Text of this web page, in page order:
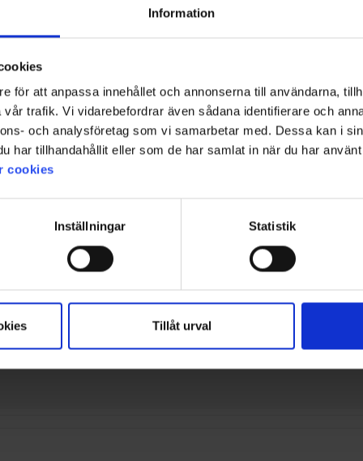
Information
för att anpassa innehållet och annonserna till användarna,
trafik. Vi vidarebefordrar även sådana identifierare och
och analysföretag som vi samarbetar med. Dessa kan i
har tillhandahållit eller som de har samlat in när du har
cookies
Inställningar Statistik
Tillåt urval